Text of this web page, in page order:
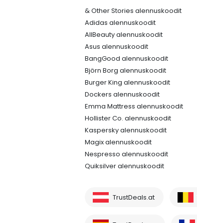
& Other Stories alennuskoodit
Adidas alennuskoodit
AllBeauty alennuskoodit
Asus alennuskoodit
BangGood alennuskoodit
Björn Borg alennuskoodit
Burger King alennuskoodit
Dockers alennuskoodit
Emma Mattress alennuskoodit
Hollister Co. alennuskoodit
Kaspersky alennuskoodit
Magix alennuskoodit
Nespresso alennuskoodit
Quiksilver alennuskoodit
TrustDeals.at